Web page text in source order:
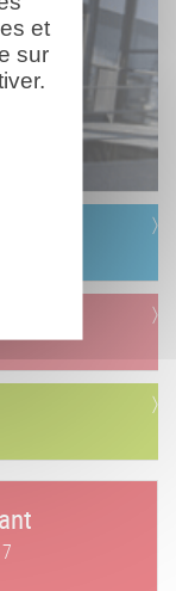
et
sur